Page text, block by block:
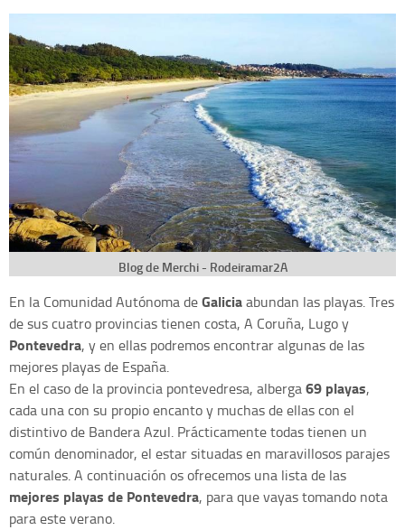
Blog de Merchi - Rodeiramar2A
En la Comunidad Autónoma deGaliciaabundan las playas. Tres
de sus cuatro provincias tienen costa, A Coruña, Lugo y
Pontevedra, y en ellas podremos encontrar algunas de las
mejores playas de España.
En el caso de la provincia pontevedresa, alberga69 playas,
cada una con su propio encanto y muchas de ellas con el
distintivo de Bandera Azul. Prácticamente todas tienen un
común denominador, el estar situadas en maravillosos parajes
naturales. A continuación os ofrecemos una lista de las
mejores playas de Pontevedra, para que vayas tomando nota
para este verano.